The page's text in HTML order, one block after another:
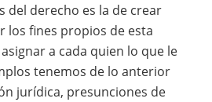
del derecho es la de crear
los fines propios de esta
a cada quien lo que le
tenemos de lo anterior
jurídica, presunciones de